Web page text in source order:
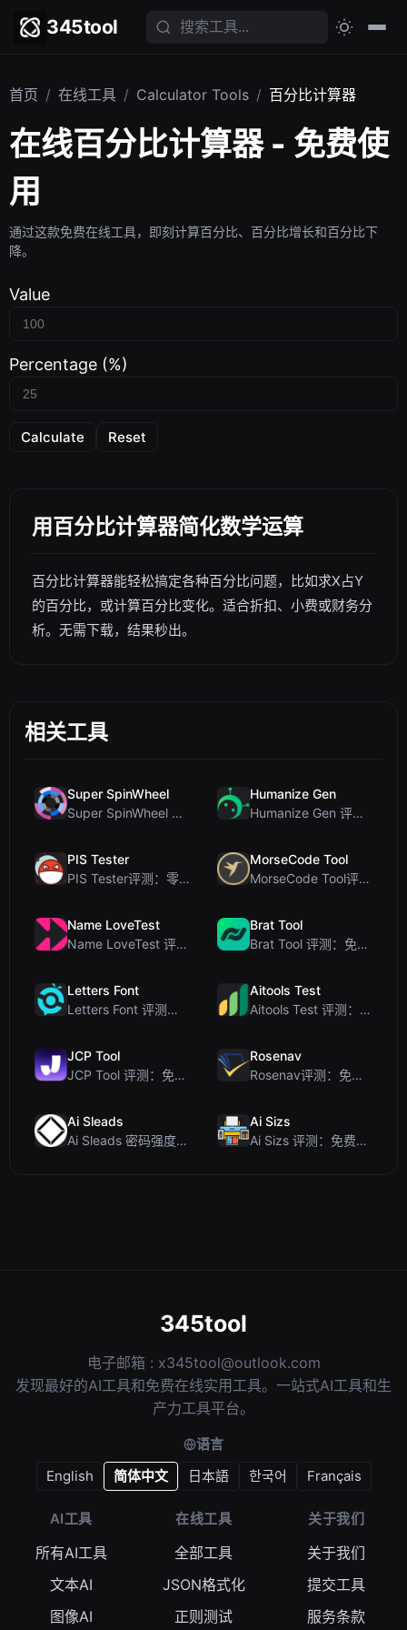
345tool
首页 / 在线工具 / Calculator Tools / 百分比计算器
在线百分比计算器 - 免费使
用
通过这款免费在线工具，即刻计算百分比、百分比增长和百分比下
降。
Value
Percentage (%)
Calculate Reset
用百分比计算器简化数学运算
百分比计算器能轻松搞定各种百分比问题，比如求X占Y
的百分比，或计算百分比变化。适合折扣、小费或财务分
析。无需下载，结果秒出。
相关工具
Super SpinWheel
Super SpinWheel 评测：隐私优先的免费转盘随机选择工具
Humanize Gen
Humanize Gen 评测：深入探讨这款免费的 AI 人性化工具
PIS Tester
PIS Tester评测：零AI的友谊测试，揭露假朋友
MorseCode Tool
MorseCode Tool评测：带音频和灯光的免费在线文本转摩斯密码转换器
Name LoveTest
Name LoveTest 评测：一款优先保护隐私的爱情计算器，支持生成可分享图片
Brat Tool
Brat Tool 评测：免费在线 Charli XCX 风格 Brat 文字生成器
Letters Font
Letters Font 评测：免费 Unicode 字体生成器，适用于 Instagram 及更多...
Aitools Test
Aitools Test 评测：免费的基于浏览器的 AI 检测器、Token 计数器及成本估算器
JCP Tool
JCP Tool 评测：免费的客户端数据格式转换工具（支持 JSON、CSV、YAML、XML）
Rosenav
Rosenav评测：免费在线余弦相似度检查器与文本差异工具
Ai Sleads
Ai Sleads 密码强度检查器评测：零上传、实时熵分析
Ai Sizs
Ai Sizs 评测：免费、私密的图像相似度与模糊检测工具
345tool
电子邮箱 : x345tool@outlook.com
发现最好的AI工具和免费在线实用工具。一站式AI工具和生
产力工具平台。
语言
English
简体中文 日本語 한국어 Français
AI工具
所有AI工具
文本AI
图像AI
在线工具
全部工具
JSON格式化
正则测试
关于我们
关于我们
提交工具
服务条款